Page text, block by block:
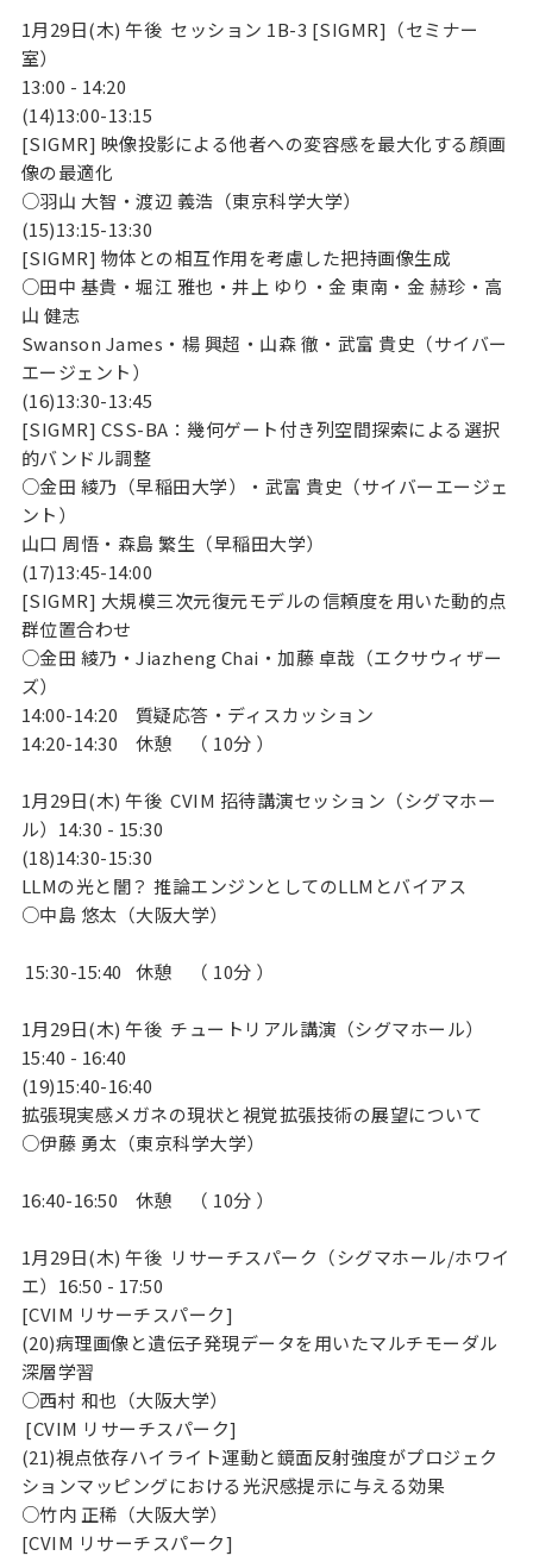
1月29日(木) 午後 セッション 1B-3 [SIGMR]（セミナー
室）
13:00 - 14:20
(14)13:00-13:15
[SIGMR] 映像投影による他者への変容感を最大化する顔画
像の最適化
○羽山 大智・渡辺 義浩（東京科学大学）
(15)13:15-13:30
[SIGMR] 物体との相互作用を考慮した把持画像生成
○田中 基貴・堀江 雅也・井上 ゆり・金 東南・金 赫珍・高
山 健志
Swanson James・楊 興超・山森 徹・武富 貴史（サイバー
エージェント）
(16)13:30-13:45
[SIGMR] CSS-BA：幾何ゲート付き列空間探索による選択
的バンドル調整
○金田 綾乃（早稲田大学）・武富 貴史（サイバーエージェ
ント）
山口 周悟・森島 繁生（早稲田大学）
(17)13:45-14:00
[SIGMR] 大規模三次元復元モデルの信頼度を用いた動的点
群位置合わせ
○金田 綾乃・Jiazheng Chai・加藤 卓哉（エクサウィザー
ズ）
14:00-14:20
質疑応答・ディスカッション
14:20-14:30
休憩 （ 10分 ）
1月29日(木) 午後 CVIM 招待講演セッション（シグマホー
ル）14:30 - 15:30
(18)14:30-15:30
LLMの光と闇？ 推論エンジンとしてのLLMとバイアス
○中島 悠太（大阪大学）
15:30-15:40 休憩 （ 10分 ）
1月29日(木) 午後 チュートリアル講演（シグマホール）
15:40 - 16:40
(19)15:40-16:40
拡張現実感メガネの現状と視覚拡張技術の展望について
○伊藤 勇太（東京科学大学）
16:40-16:50 休憩 （ 10分 ）
1月29日(木) 午後 リサーチスパーク（シグマホール/ホワイ
エ）16:50 - 17:50
[CVIM リサーチスパーク]
(20)病理画像と遺伝子発現データを用いたマルチモーダル
深層学習
○西村 和也（大阪大学）
[CVIM リサーチスパーク]
(21)視点依存ハイライト運動と鏡面反射強度がプロジェク
ションマッピングにおける光沢感提示に与える効果
○竹内 正稀（大阪大学）
[CVIM リサーチスパーク]